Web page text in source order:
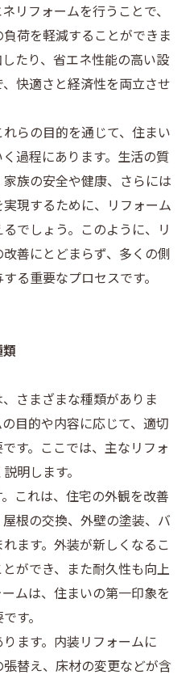
リフォームを行うことで、
荷を軽減することができま
たり、省エネ性能の高い設
快適さと経済性を両立させ
らの目的を通じて、住まい
過程にあります。生活の質
族の安全や健康、さらには
現するために、リフォーム
でしょう。このように、リ
善にとどまらず、多くの側
る重要なプロセスです。
さまざまな種類がありま
目的や内容に応じて、適切
す。ここでは、主なリフォ
明します。
これは、住宅の外観を改善
根の交換、外壁の塗装、バ
ます。外装が新しくなるこ
ができ、また耐久性も向上
ムは、住まいの第一印象を
す。
ます。内装リフォームに
替え、床材の変更などが含